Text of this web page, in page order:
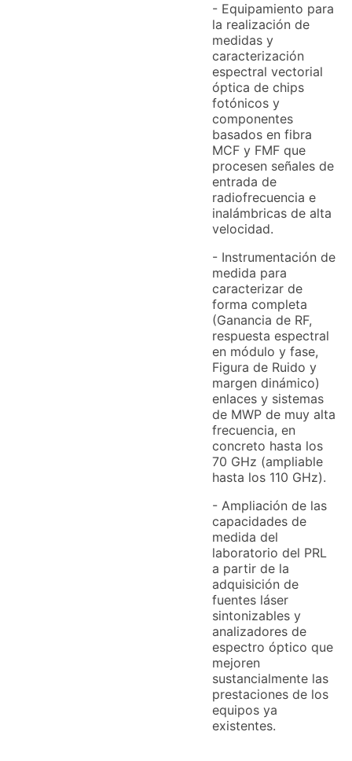
- Equipamiento para
la realización de
medidas y
caracterización
espectral vectorial
óptica de chips
fotónicos y
componentes
basados en fibra
MCF y FMF que
procesen señales de
entrada de
radiofrecuencia e
inalámbricas de alta
velocidad.
- Instrumentación de
medida para
caracterizar de
forma completa
(Ganancia de RF,
respuesta espectral
en módulo y fase,
Figura de Ruido y
margen dinámico)
enlaces y sistemas
de MWP de muy alta
frecuencia, en
concreto hasta los
70 GHz (ampliable
hasta los 110 GHz).
- Ampliación de las
capacidades de
medida del
laboratorio del PRL
a partir de la
adquisición de
fuentes láser
sintonizables y
analizadores de
espectro óptico que
mejoren
sustancialmente las
prestaciones de los
equipos ya
existentes.